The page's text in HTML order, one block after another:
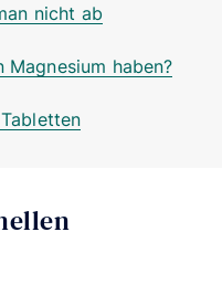
nicht ab
Magnesium haben?